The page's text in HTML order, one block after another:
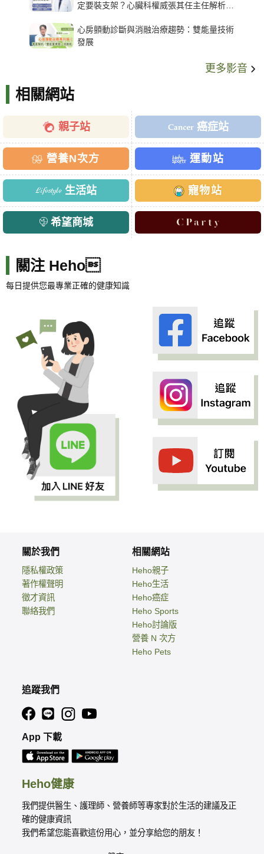
定要裝支架？心臟科權威張其任主任解析支
心房顫動診斷與消融治療趨勢：雙能量技術
發展
更多影音
相關網站
親子站 癌症站
營養N次方 運動站
生活站 寵物站
希望商城
關注 Heho
每日提供您最專業正確的健康知識
Heho健康
我們提供醫生、護理師、營養師等專家對於生活的建議及正
確的健康資訊
我們希望您能喜歡這份用心，並分享給您的朋友！
關於我們
隱私權政策
著作權聲明
徵才資訊
聯絡我們
相關網站
Heho親子
Heho生活
Heho癌症
Heho Sports
Heho討論版
營養 N 次方
Heho Pets
追蹤我們
App 下載